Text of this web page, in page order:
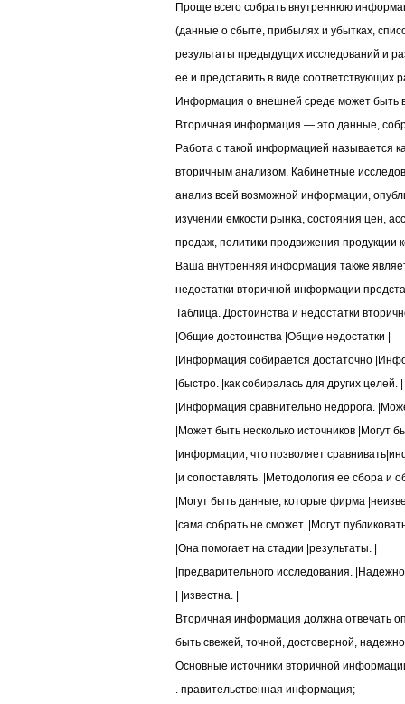
Проще всего собрать внутреннюю
(данные о сбыте, прибылях и убытках,
результаты предыдущих исследований и
ее и представить в виде соответствующих
Информация о внешней среде может быть
Вторичная информация — это данные,
Работа с такой информацией называется
вторичным анализом. Кабинетные
анализ всей возможной информации,
изучении емкости рынка, состояния цен,
продаж, политики продвижения продукции
Ваша внутренняя информация также
недостатки вторичной информации
Таблица. Достоинства и недостатки
|Общие достоинства |Общие недостатки |
|Информация собирается достаточно
|быстро. |как собиралась для других целей. |
|Информация сравнительно недорога.
|Может быть несколько источников |Могут
|информации, что позволяет
|и сопоставлять. |Методология ее сбора и
|Могут быть данные, которые фирма
|сама собрать не сможет. |Могут
|Она помогает на стадии |результаты. |
|предварительного исследования.
| |известна. |
Вторичная информация должна отвечать
быть свежей, точной, достоверной,
Основные источники вторичной
. правительственная информация;